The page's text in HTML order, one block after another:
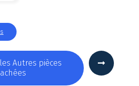
Autres pièces